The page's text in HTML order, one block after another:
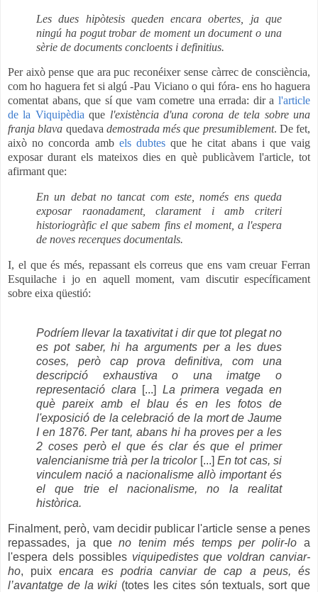
Les dues hipòtesis queden encara obertes, ja que
ningú ha pogut trobar de moment un document o una
sèrie de documents concloents i definitius.
Per això pense que ara puc reconéixer sense càrrec de consciència,
com ho haguera fet si algú -Pau Viciano o qui fóra- ens ho haguera
comentat abans, que sí que vam cometre una errada: dir a l'article
de la Viquipèdiaque l'existència d'una corona de tela sobre una
franja blava quedava demostrada més que presumiblement. De fet,
això no concorda amb els dubtesque he citat abans i que vaig
exposar durant els mateixos dies en què publicàvem l'article, tot
afirmant que:
En un debat no tancat com este, només ens queda
exposar raonadament, clarament i amb criteri
historiogràfic el que sabem fins el moment, a l'espera
de noves recerques documentals.
I, el que és més, repassant els correus que ens vam creuar Ferran
Esquilache i jo en aquell moment, vam discutir específicament
sobre eixa qüestió:
Podríem llevar la taxativitat i dir que tot plegat no
es pot saber, hi ha arguments per a les dues
coses, però cap prova definitiva, com una
descripció exhaustiva o una imatge o
representació clara
[...] La primera vegada en
què pareix amb el blau és en les fotos de
l'exposició de la celebració de la mort de Jaume
I en 1876. Per tant, abans hi ha proves per a les
2 coses però el que és clar és que el primer
valencianisme trià per la tricolor[...]En tot cas, si
vinculem nació a nacionalisme allò important és
el que trie el nacionalisme, no la realitat
històrica.
Finalment, però, vam decidir publicar l'article sense a penes
repassades, ja queno tenim més temps per polir-lo a
l'espera dels possibles viquipedistes que voldran canviar-
ho, puixencara es podria canviar de cap a peus, és
l’avantatge de la wiki (totes les cites són textuals, sort que